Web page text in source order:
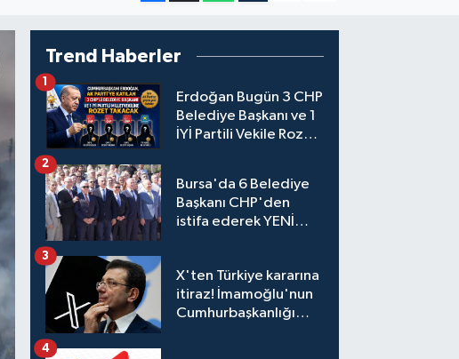
Trend Haberler
Erdoğan Bugün 3 CHP
Belediye Başkanı ve 1
İYİ Partili Vekile Rozet
1
Bursa'da 6 Belediye
Başkanı CHP'den
istifa ederek YENİ
2
X'ten Türkiye kararına
itiraz! İmamoğlu'nun
Cumhurbaşkanlığı
3
4